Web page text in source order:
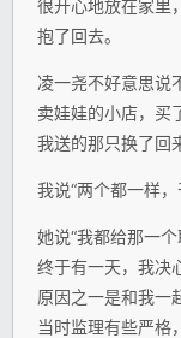
很开心地放在家里
抱了回去。
凌一尧不好意思说
卖娃娃的小店，买
我送的那只换了回
我说“两个都一样
她说“我都给那一
终于有一天，我决
原因之一是和我一
当时监理有些严格